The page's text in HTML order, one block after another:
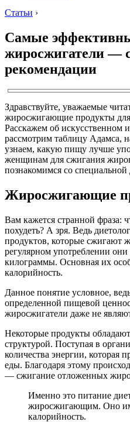
Статьи ›
Самые
жиросжигатели —
рекомендации
Здравствуйте, уважаемые
жиросжигающие продукты для
Расскажем об искусственном
рассмотрим таблицу Адамса,
узнаем, какую пищу лучше
женщинам для сжигания
познакомимся со специальной
Жиросжигающие
Вам кажется странной фраза:
похудеть? А зря. Ведь
продуктов, которые сжигают
регулярном употреблении
килограммы. Основная их
калорийность.
Данное понятие условное,
определенной пищевой
жиросжигатели даже не
Некоторые продукты
структурой. Поступая в
количества энергии, которая
еды. Благодаря этому
— сжигание отложенных
Именно это питание
жиросжигающим. Оно
калорийность.